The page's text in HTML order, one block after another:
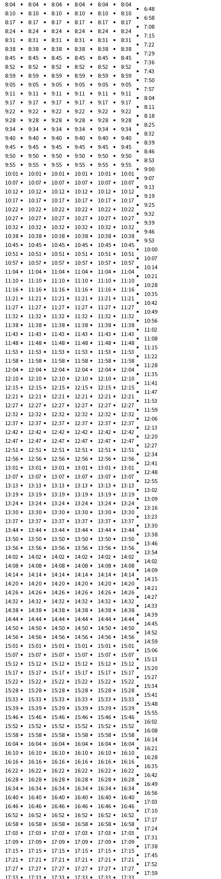
8:04
8:10
8:17
8:24
8:31
8:38
8:45
8:52
8:59
9:05
9:11
9:17
9:22
9:28
9:34
9:40
9:45
9:50
9:55
10:01
10:07
10:12
10:17
10:22
10:27
10:32
10:38
10:45
10:51
10:57
11:04
11:10
11:16
11:21
11:27
11:32
11:38
11:43
11:48
11:53
11:58
12:04
12:10
12:15
12:21
12:27
12:32
12:37
12:42
12:47
12:51
12:56
13:01
13:07
13:13
13:19
13:24
13:30
13:37
13:44
13:50
13:56
14:02
14:08
14:14
14:20
14:26
14:32
14:38
14:44
14:50
14:56
15:01
15:07
15:12
15:17
15:22
15:28
15:33
15:39
15:46
15:52
15:58
16:04
16:10
16:16
16:22
16:28
16:34
16:40
16:46
16:52
16:58
17:03
17:09
17:15
17:21
17:27
17:33
8:04
8:10
8:17
8:24
8:31
8:38
8:45
8:52
8:59
9:05
9:11
9:17
9:22
9:28
9:34
9:40
9:45
9:50
9:55
10:01
10:07
10:12
10:17
10:22
10:27
10:32
10:38
10:45
10:51
10:57
11:04
11:10
11:16
11:21
11:27
11:32
11:38
11:43
11:48
11:53
11:58
12:04
12:10
12:15
12:21
12:27
12:32
12:37
12:42
12:47
12:51
12:56
13:01
13:07
13:13
13:19
13:24
13:30
13:37
13:44
13:50
13:56
14:02
14:08
14:14
14:20
14:26
14:32
14:38
14:44
14:50
14:56
15:01
15:07
15:12
15:17
15:22
15:28
15:33
15:39
15:46
15:52
15:58
16:04
16:10
16:16
16:22
16:28
16:34
16:40
16:46
16:52
16:58
17:03
17:09
17:15
17:21
17:27
17:33
8:04
8:10
8:17
8:24
8:31
8:38
8:45
8:52
8:59
9:05
9:11
9:17
9:22
9:28
9:34
9:40
9:45
9:50
9:55
10:01
10:07
10:12
10:17
10:22
10:27
10:32
10:38
10:45
10:51
10:57
11:04
11:10
11:16
11:21
11:27
11:32
11:38
11:43
11:48
11:53
11:58
12:04
12:10
12:15
12:21
12:27
12:32
12:37
12:42
12:47
12:51
12:56
13:01
13:07
13:13
13:19
13:24
13:30
13:37
13:44
13:50
13:56
14:02
14:08
14:14
14:20
14:26
14:32
14:38
14:44
14:50
14:56
15:01
15:07
15:12
15:17
15:22
15:28
15:33
15:39
15:46
15:52
15:58
16:04
16:10
16:16
16:22
16:28
16:34
16:40
16:46
16:52
16:58
17:03
17:09
17:15
17:21
17:27
17:33
8:04
8:10
8:17
8:24
8:31
8:38
8:45
8:52
8:59
9:05
9:11
9:17
9:22
9:28
9:34
9:40
9:45
9:50
9:55
10:01
10:07
10:12
10:17
10:22
10:27
10:32
10:38
10:45
10:51
10:57
11:04
11:10
11:16
11:21
11:27
11:32
11:38
11:43
11:48
11:53
11:58
12:04
12:10
12:15
12:21
12:27
12:32
12:37
12:42
12:47
12:51
12:56
13:01
13:07
13:13
13:19
13:24
13:30
13:37
13:44
13:50
13:56
14:02
14:08
14:14
14:20
14:26
14:32
14:38
14:44
14:50
14:56
15:01
15:07
15:12
15:17
15:22
15:28
15:33
15:39
15:46
15:52
15:58
16:04
16:10
16:16
16:22
16:28
16:34
16:40
16:46
16:52
16:58
17:03
17:09
17:15
17:21
17:27
17:33
8:04
8:10
8:17
8:24
8:31
8:38
8:45
8:52
8:59
9:05
9:11
9:17
9:22
9:28
9:34
9:40
9:45
9:50
9:55
10:01
10:07
10:12
10:17
10:22
10:27
10:32
10:38
10:45
10:51
10:57
11:04
11:10
11:16
11:21
11:27
11:32
11:38
11:43
11:48
11:53
11:58
12:04
12:10
12:15
12:21
12:27
12:32
12:37
12:42
12:47
12:51
12:56
13:01
13:07
13:13
13:19
13:24
13:30
13:37
13:44
13:50
13:56
14:02
14:08
14:14
14:20
14:26
14:32
14:38
14:44
14:50
14:56
15:01
15:07
15:12
15:17
15:22
15:28
15:33
15:39
15:46
15:52
15:58
16:04
16:10
16:16
16:22
16:28
16:34
16:40
16:46
16:52
16:58
17:03
17:09
17:15
17:21
17:27
17:33
8:04
8:10
8:17
8:24
8:31
8:38
8:45
8:52
8:59
9:05
9:11
9:17
9:22
9:28
9:34
9:40
9:45
9:50
9:55
10:01
10:07
10:12
10:17
10:22
10:27
10:32
10:38
10:45
10:51
10:57
11:04
11:10
11:16
11:21
11:27
11:32
11:38
11:43
11:48
11:53
11:58
12:04
12:10
12:15
12:21
12:27
12:32
12:37
12:42
12:47
12:51
12:56
13:01
13:07
13:13
13:19
13:24
13:30
13:37
13:44
13:50
13:56
14:02
14:08
14:14
14:20
14:26
14:32
14:38
14:44
14:50
14:56
15:01
15:07
15:12
15:17
15:22
15:28
15:33
15:39
15:46
15:52
15:58
16:04
16:10
16:16
16:22
16:28
16:34
16:40
16:46
16:52
16:58
17:03
17:09
17:15
17:21
17:27
17:33
6:48
6:58
7:08
7:15
7:22
7:29
7:36
7:43
7:50
7:57
8:04
8:11
8:18
8:25
8:32
8:39
8:46
8:53
9:00
9:07
9:13
9:19
9:25
9:32
9:39
9:46
9:53
10:00
10:07
10:14
10:21
10:28
10:35
10:42
10:49
10:56
11:02
11:08
11:15
11:22
11:28
11:35
11:41
11:47
11:53
11:59
12:06
12:13
12:20
12:27
12:34
12:41
12:48
12:55
13:02
13:09
13:16
13:23
13:30
13:38
13:46
13:54
14:02
14:09
14:15
14:21
14:27
14:33
14:39
14:45
14:52
14:59
15:06
15:13
15:20
15:27
15:34
15:41
15:48
15:55
16:02
16:08
16:14
16:21
16:28
16:35
16:42
16:49
16:56
17:03
17:10
17:17
17:24
17:31
17:38
17:45
17:52
17:59